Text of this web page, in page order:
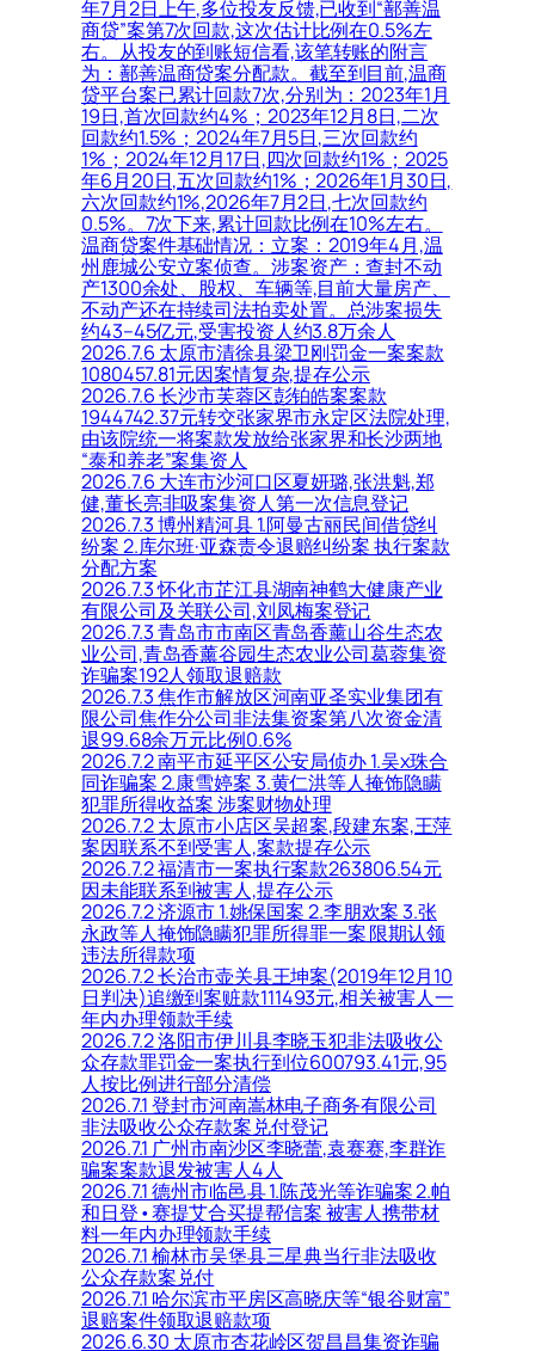
年7月2日上午,多位投友反馈,已收到“鄯善温
商贷”案第7次回款,这次估计比例在0.5%左
右。从投友的到账短信看,该笔转账的附言
为：鄯善温商贷案分配款。截至到目前,温商
贷平台案已累计回款7次,分别为：2023年1月
19日,首次回款约4%；2023年12月8日,二次
回款约1.5%；2024年7月5日,三次回款约
1%；2024年12月17日,四次回款约1%；2025
年6月20日,五次回款约1%；2026年1月30日,
六次回款约1%,2026年7月2日,七次回款约
0.5%。7次下来,累计回款比例在10%左右。
温商贷案件基础情况：立案：2019年4月,温
州鹿城公安立案侦查。涉案资产：查封不动
产1300余处、股权、车辆等,目前大量房产、
不动产还在持续司法拍卖处置。总涉案损失
约43–45亿元,受害投资人约3.8万余人
2026.7.6 太原市清徐县梁卫刚罚金一案案款
1080457.81元因案情复杂,提存公示
2026.7.6 长沙市芙蓉区彭铂皓案案款
1944742.37元转交张家界市永定区法院处理,
由该院统一将案款发放给张家界和长沙两地
“泰和养老”案集资人
2026.7.6 大连市沙河口区夏妍璐,张洪魁,郑
健,董长亮非吸案集资人第一次信息登记
2026.7.3 博州精河县 1.阿曼古丽民间借贷纠
纷案 2.库尔班·亚森责令退赔纠纷案 执行案款
分配方案
2026.7.3 怀化市芷江县湖南神鹤大健康产业
有限公司及关联公司,刘凤梅案登记
2026.7.3 青岛市市南区青岛香薰山谷生态农
业公司,青岛香薰谷园生态农业公司葛蓉集资
诈骗案192人领取退赔款
2026.7.3 焦作市解放区河南亚圣实业集团有
限公司焦作分公司非法集资案第八次资金清
退99.68余万元比例0.6%
2026.7.2 南平市延平区公安局侦办 1.吴x珠合
同诈骗案 2.康雪婷案 3.黄仁洪等人掩饰隐瞒
犯罪所得收益案 涉案财物处理
2026.7.2 太原市小店区吴超案,段建东案,王萍
案因联系不到受害人,案款提存公示
2026.7.2 福清市一案执行案款263806.54元
因未能联系到被害人,提存公示
2026.7.2 济源市 1.姚保国案 2.李朋欢案 3.张
永政等人掩饰隐瞒犯罪所得罪一案 限期认领
违法所得款项
2026.7.2 长治市壶关县王坤案(2019年12月10
日判决)追缴到案赃款111493元,相关被害人一
年内办理领款手续
2026.7.2 洛阳市伊川县李晓玉犯非法吸收公
众存款罪罚金一案执行到位600793.41元,95
人按比例进行部分清偿
2026.7.1 登封市河南嵩林电子商务有限公司
非法吸收公众存款案兑付登记
2026.7.1 广州市南沙区李晓蕾,袁赛赛,李群诈
骗案案款退发被害人4人
2026.7.1 德州市临邑县 1.陈茂光等诈骗案 2.帕
和日登•赛提艾合买提帮信案 被害人携带材
料一年内办理领款手续
2026.7.1 榆林市吴堡县三星典当行非法吸收
公众存款案兑付
2026.7.1 哈尔滨市平房区高晓庆等“银谷财富”
退赔案件领取退赔款项
2026.6.30 太原市杏花岭区贺昌昌集资诈骗